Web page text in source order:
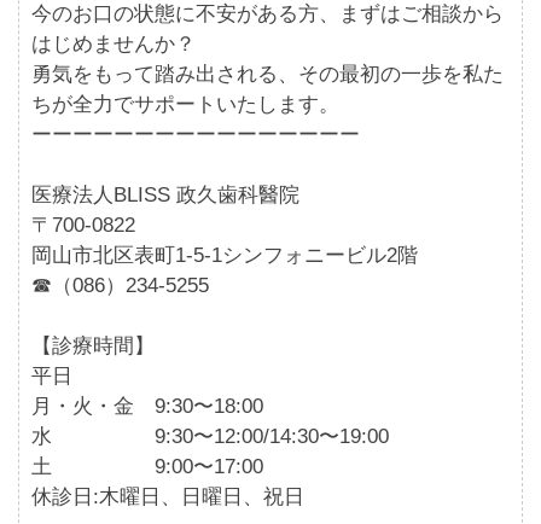
今のお口の状態に不安がある方、まずはご相談から
はじめませんか？
勇気をもって踏み出される、その最初の一歩を私た
ちが全力でサポートいたします。
ーーーーーーーーーーーーーーーー
医療法人BLISS 政久歯科醫院
〒700-0822
岡山市北区表町1-5-1シンフォニービル2階
☎︎（086）234-5255
【診療時間】
平日
月・火・金 9:30〜18:00
水 9:30〜12:00/14:30〜19:00
土 9:00〜17:00
休診日:木曜日、日曜日、祝日